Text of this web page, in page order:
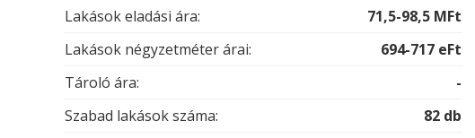
Lakások eladási ára:
71,5-98,5 MFt
Lakások négyzetméter árai:
694-717 eFt
Tároló ára:
-
Szabad lakások száma:
82 db